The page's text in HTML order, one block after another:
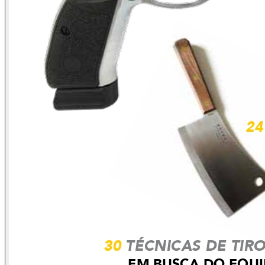
um louco, um bêbado ou - Inda pior -um frouxo? É esse o
seu pudor? Danem-se todos! Talvez, justamente os danados
é que dependam do seu comentário, despudorado e
altruista, para assistir à conservação de respectivas
integridades físicas.
Pense a respeito. E isso funciona com outras tantas
situações também.
Como as hecatombes são mais infrequentes que os
fenômenos políticos, comece - como que em treinamento -
prestando atenção nas estranhíssimas sensações que você
Pressente que está prestes a ver perdida certa parte de suas
Sim, senhor: suas posses. Eu enxergo arma de fogo como
porção relevante das posses de pessoas como você, e não
saberia pensar diferentemente disso. Vou logo declarando
Trêmulo... como a velha mão de um velho ébrio, antes da